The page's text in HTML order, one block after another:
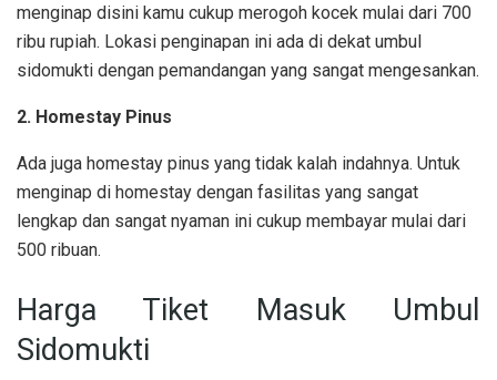
menginap disini kamu cukup merogoh kocek mulai dari 700
ribu rupiah. Lokasi penginapan ini ada di dekat umbul
sidomukti dengan pemandangan yang sangat mengesankan.
2. Homestay Pinus
Ada juga homestay pinus yang tidak kalah indahnya. Untuk
menginap di homestay dengan fasilitas yang sangat
lengkap dan sangat nyaman ini cukup membayar mulai dari
500 ribuan.
Harga Tiket Masuk Umbul
Sidomukti